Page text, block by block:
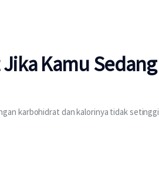
Kamu Sedang
karbohidrat dan kalorinya tidak setinggi